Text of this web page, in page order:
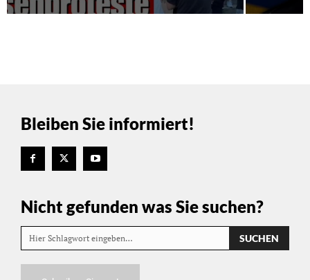
Bleiben Sie informiert!
Nicht gefunden was Sie suchen?
Hier Schlagwort eingeben… SUCHEN